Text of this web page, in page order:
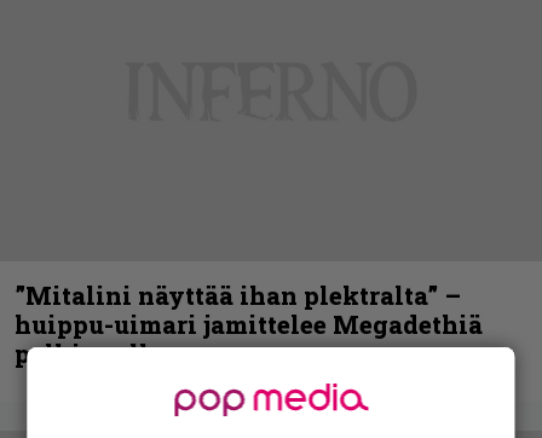
”Mitalini näyttää ihan plektralta” –
huippu-uimari jamittelee Megadethiä
palkinnollaan